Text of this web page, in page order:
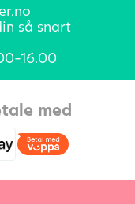
så snart
16.00
med